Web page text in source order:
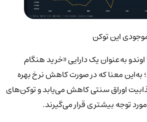
این توکن
به‌عنوان یک دارایی «خرید هنگام
معنا که در صورت کاهش نرخ بهره
اوراق سنتی کاهش می‌یابد و توکن‌های